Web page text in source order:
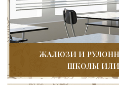
ЖАЛЮЗИ И
ШКОЛЫ ИЛИ